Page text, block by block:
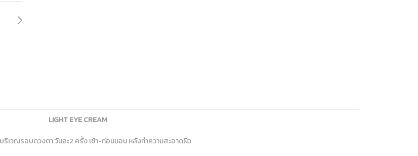
LIGHT EYE CREAM
ริเวณรอบดวงตา วันละ2 ครั้ง เช้า-ก่อนนอน หลังทำความสะอาดผิว